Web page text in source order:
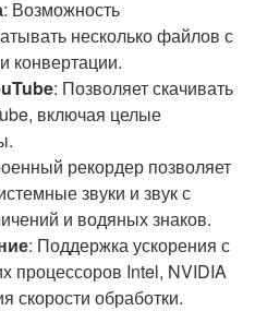
: Возможность
несколько файлов с
конвертации.
: Позволяет скачивать
включая целые
рекордер позволяет
звуки и звук с
и водяных знаков.
: Поддержка ускорения с
процессоров Intel, NVIDIA
скорости обработки.